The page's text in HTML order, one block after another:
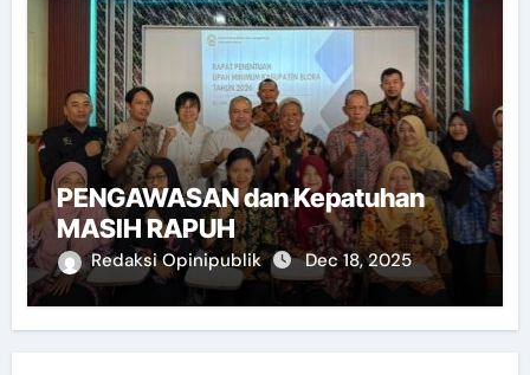
PENGAWASAN dan Kepatuhan
MASIH RAPUH
Redaksi Opinipublik Dec 18, 2025